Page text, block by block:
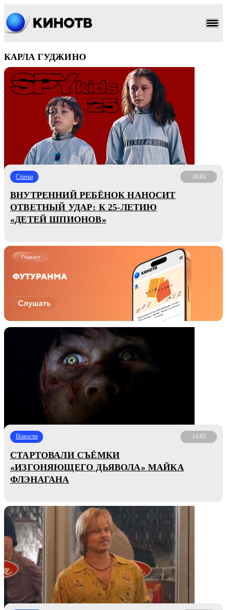
КАРЛА ГУДЖИНО
Статьи 18.03
ВНУТРЕННИЙ РЕБЁНОК НАНОСИТ
ОТВЕТНЫЙ УДАР: К 25-ЛЕТИЮ
«ДЕТЕЙ ШПИОНОВ»
Новости 14.03
СТАРТОВАЛИ СЪЁМКИ
«ИЗГОНЯЮЩЕГО ДЬЯВОЛА» МАЙКА
ФЛЭНАГАНА